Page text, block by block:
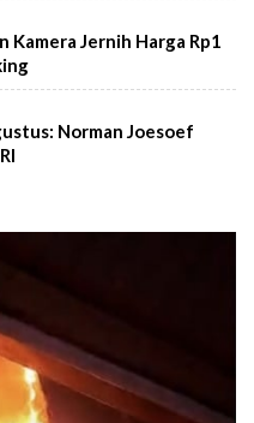
Kamera Jernih Harga Rp1
Norman Joesoef